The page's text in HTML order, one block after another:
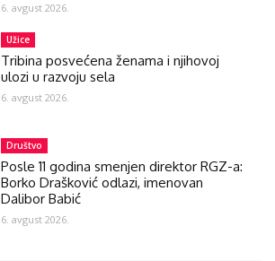
6. avgust 2026.
Užice
Tribina posvećena ženama i njihovoj
ulozi u razvoju sela
6. avgust 2026.
Društvo
Posle 11 godina smenjen direktor RGZ-a:
Borko Drašković odlazi, imenovan
Dalibor Babić
6. avgust 2026.